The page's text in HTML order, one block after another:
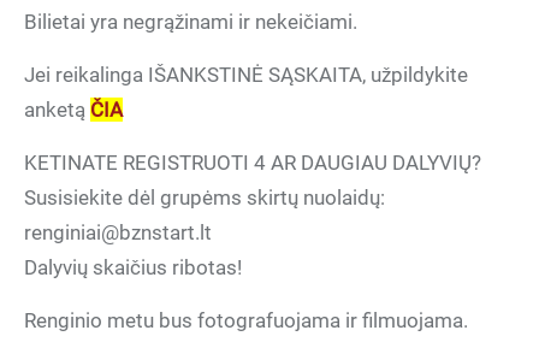
Bilietai yra negrąžinami ir nekeičiami.
Jei reikalinga IŠANKSTINĖ SĄSKAITA, užpildykite
anketą ČIA
KETINATE REGISTRUOTI 4 AR DAUGIAU DALYVIŲ?
Susisiekite dėl grupėms skirtų nuolaidų:
renginiai@bznstart.lt
Dalyvių skaičius ribotas!
Renginio metu bus fotografuojama ir filmuojama.